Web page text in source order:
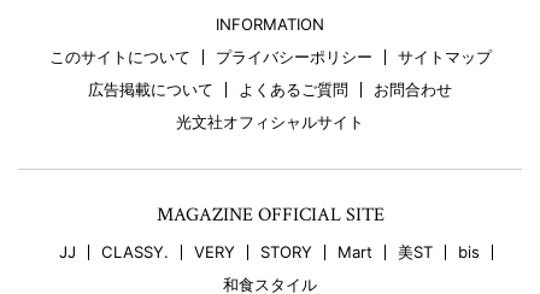
INFORMATION
このサイトについて
プライバシーポリシー
サイトマップ
広告掲載について
よくあるご質問
お問合わせ
光文社オフィシャルサイト
MAGAZINE OFFICIAL SITE
JJ CLASSY. VERY STORY Mart 美ST
bis
和食スタイル